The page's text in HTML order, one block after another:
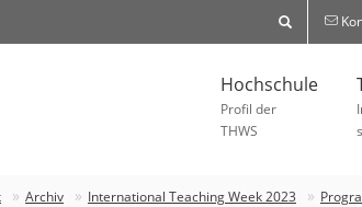
Hochschule
Profil der
THWS
Archiv International Teaching Week 2023